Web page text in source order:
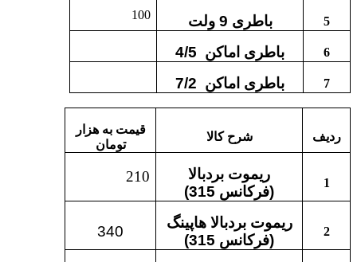
5 باطری 9 ولت 100
6 باطری اماکن 4/5
7 باطری اماکن 7/2
ردیف شرح کالا
قیمت به هزار
تومان
1
ریموت بردبالا
(فرکانس 315
)
210
2
ریموت بردبالا هاپینگ
(فرکانس 315
)
340